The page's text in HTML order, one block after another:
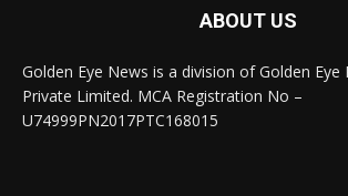
ABOUT US
Golden Eye News is a division of Golden Eye
Private Limited. MCA Registration No –
U74999PN2017PTC168015